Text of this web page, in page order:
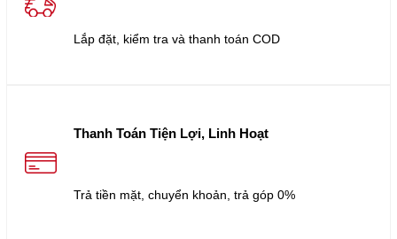
Lắp đặt, kiểm tra và thanh toán COD
Thanh Toán Tiện Lợi, Linh Hoạt
Trả tiền mặt, chuyển khoản, trả góp 0%